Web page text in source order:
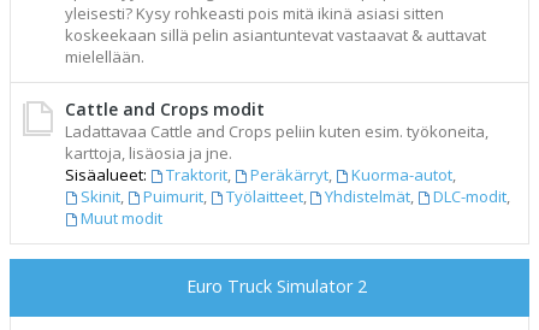
yleisesti? Kysy rohkeasti pois mitä ikinä asiasi sitten
koskeekaan sillä pelin asiantuntevat vastaavat & auttavat
mielellään.
Cattle and Crops modit
Ladattavaa Cattle and Crops peliin kuten esim. työkoneita,
karttoja, lisäosia ja jne.
Sisäalueet:
Traktorit, Peräkärryt, Kuorma-autot,
Skinit, Puimurit, Työlaitteet, Yhdistelmät, DLC-modit,
Muut modit
Euro Truck Simulator 2